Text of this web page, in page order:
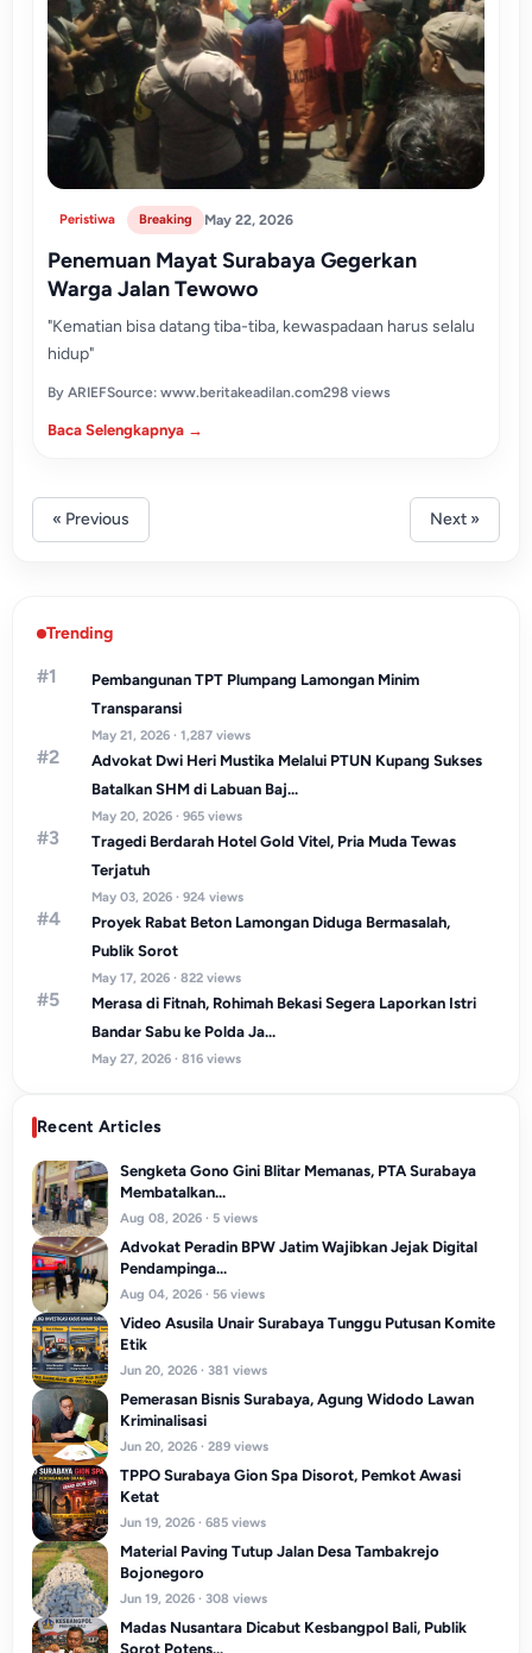
Peristiwa Breaking May 22, 2026
Penemuan Mayat Surabaya Gegerkan
Warga Jalan Tewowo
"Kematian bisa datang tiba-tiba, kewaspadaan harus selalu
hidup"
By ARIEFSource: www.beritakeadilan.com298 views
Baca Selengkapnya →
« Previous Next »
Trending
#1
Pembangunan TPT Plumpang Lamongan Minim
Transparansi
May 21, 2026 · 1,287 views
#2
Advokat Dwi Heri Mustika Melalui PTUN Kupang Sukses
Batalkan SHM di Labuan Baj...
May 20, 2026 · 965 views
#3
Tragedi Berdarah Hotel Gold Vitel, Pria Muda Tewas
Terjatuh
May 03, 2026 · 924 views
#4
Proyek Rabat Beton Lamongan Diduga Bermasalah,
Publik Sorot
May 17, 2026 · 822 views
#5
Merasa di Fitnah, Rohimah Bekasi Segera Laporkan Istri
Bandar Sabu ke Polda Ja...
May 27, 2026 · 816 views
Recent Articles
Sengketa Gono Gini Blitar Memanas, PTA Surabaya
Membatalkan...
Aug 08, 2026 · 5 views
Advokat Peradin BPW Jatim Wajibkan Jejak Digital
Pendampinga...
Aug 04, 2026 · 56 views
Video Asusila Unair Surabaya Tunggu Putusan Komite
Etik
Jun 20, 2026 · 381 views
Pemerasan Bisnis Surabaya, Agung Widodo Lawan
Kriminalisasi
Jun 20, 2026 · 289 views
TPPO Surabaya Gion Spa Disorot, Pemkot Awasi
Ketat
Jun 19, 2026 · 685 views
Material Paving Tutup Jalan Desa Tambakrejo
Bojonegoro
Jun 19, 2026 · 308 views
Madas Nusantara Dicabut Kesbangpol Bali, Publik
Sorot Potens...